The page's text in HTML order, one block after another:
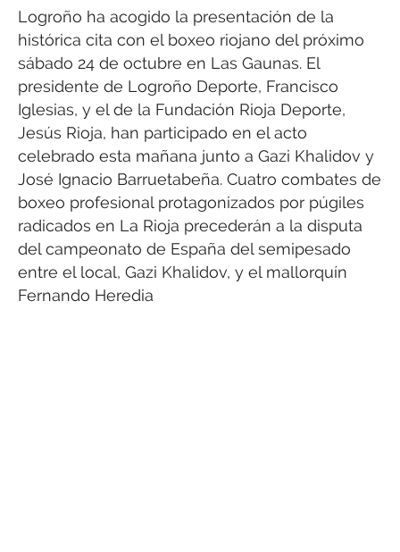
Logroño ha acogido la presentación de la
histórica cita con el boxeo riojano del próximo
sábado 24 de octubre en Las Gaunas. El
presidente de Logroño Deporte, Francisco
Iglesias, y el de la Fundación Rioja Deporte,
Jesús Rioja, han participado en el acto
celebrado esta mañana junto a Gazi Khalidov y
José Ignacio Barruetabeña. Cuatro combates de
boxeo profesional protagonizados por púgiles
radicados en La Rioja precederán a la disputa
del campeonato de España del semipesado
entre el local, Gazi Khalidov, y el mallorquín
Fernando Heredia